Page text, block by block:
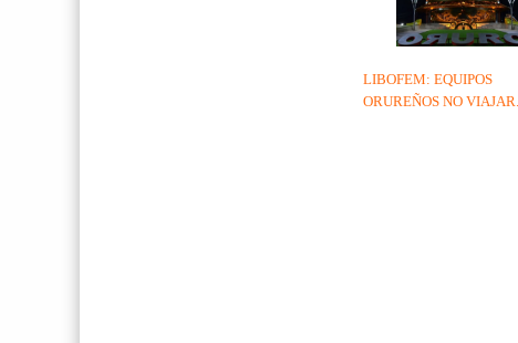
LIBOFEM: EQUIPOS
ORUREÑOS NO VIAJAR...